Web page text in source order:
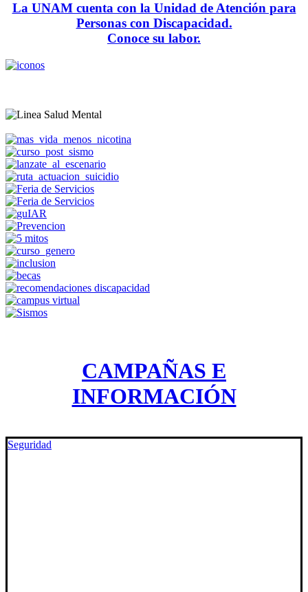
La UNAM cuenta con la Unidad de Atención para
Personas con Discapacidad.
Conoce su labor.
CAMPAÑAS E
INFORMACIÓN
Seguridad